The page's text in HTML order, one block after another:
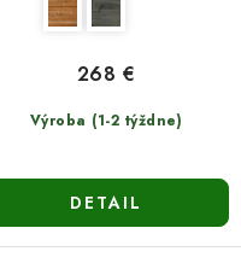
Výroba (1-2 týždne)
268 €
DETAIL